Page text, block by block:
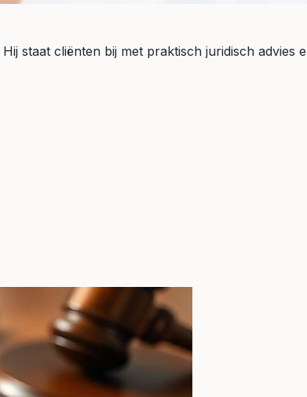
staat cliënten bij met praktisch juridisch advies